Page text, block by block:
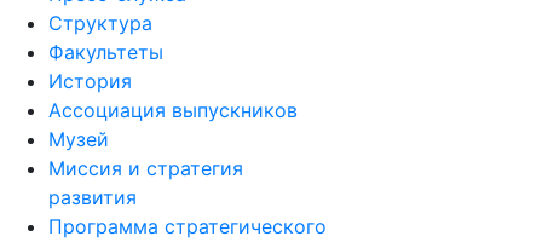
Структура
Факультеты
История
Ассоциация выпускников
Музей
Миссия и стратегия
развития
Программа стратегического